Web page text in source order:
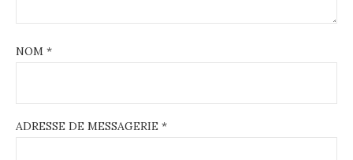
NOM *
ADRESSE DE MESSAGERIE *